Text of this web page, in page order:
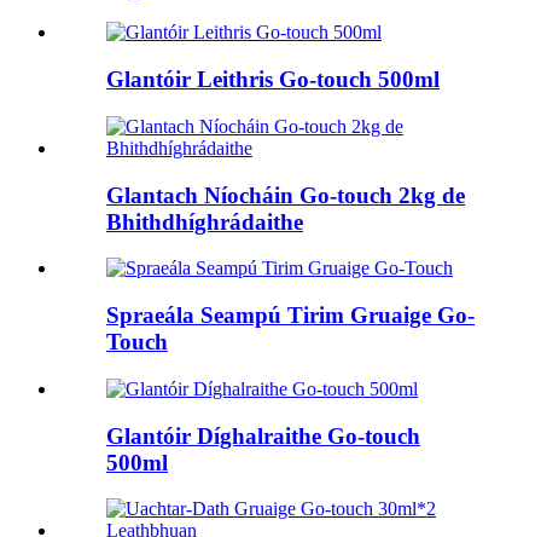
Glantóir Leithris Go-touch 500ml
Glantach Níocháin Go-touch 2kg de
Bhithdhíghrádaithe
Spraeála Seampú Tirim Gruaige Go-
Touch
Glantóir Díghalraithe Go-touch
500ml